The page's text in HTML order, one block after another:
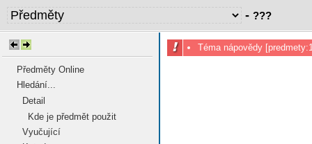
- ???
Předměty Online
Hledání...
Detail
Kde je předmět použit
Vyučující
Téma nápovědy